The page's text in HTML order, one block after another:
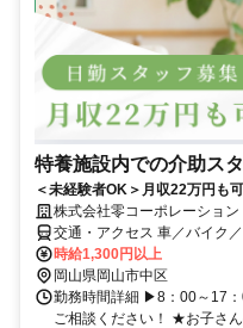
特養施設内での介助ス
＜未経験者OK＞月収22万円も
株式会社零コーポレーション
交通・アクセス 車／バイク
時給1,300円以上
岡山県岡山市中区
勤務時間詳細 ▶8：00～17
ご相談ください！ ★お子さ